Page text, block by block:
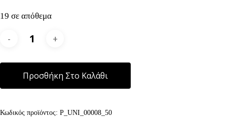
19 σε απόθεμα
Προσθήκη Στο Καλάθι
Κωδικός προϊόντος: P_UNI_00008_50